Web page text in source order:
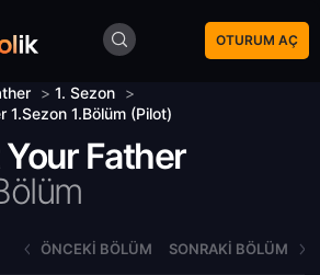
OTURUM AÇ
> 1. Sezon >
1.Sezon 1.Bölüm (Pilot)
Father
ÖNCEKI BÖLÜM SONRAKI BÖLÜM